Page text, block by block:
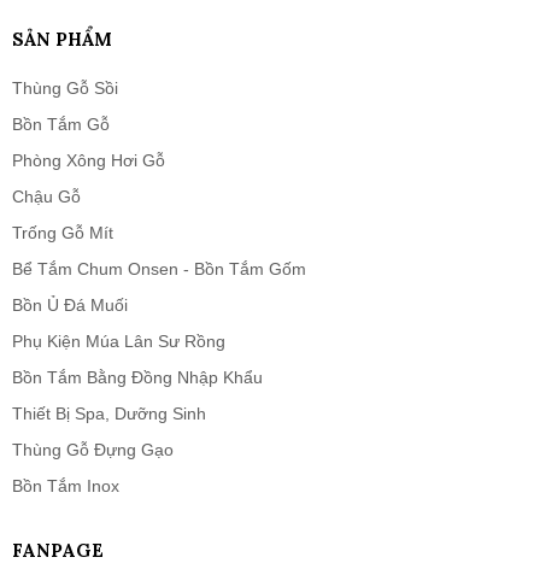
SẢN PHẨM
Thùng Gỗ Sồi
Bồn Tắm Gỗ
Phòng Xông Hơi Gỗ
Chậu Gỗ
Trống Gỗ Mít
Bể Tắm Chum Onsen - Bồn Tắm Gốm
Bồn Ủ Đá Muối
Phụ Kiện Múa Lân Sư Rồng
Bồn Tắm Bằng Đồng Nhập Khẩu
Thiết Bị Spa, Dưỡng Sinh
Thùng Gỗ Đựng Gạo
Bồn Tắm Inox
FANPAGE